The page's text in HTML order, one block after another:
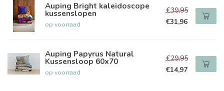
Auping Bright kaleidoscope
kussenslopen
op voorraad
€39,95
€31,96
Auping Papyrus Natural
Kussensloop 60x70
op voorraad
€29,95
€14,97